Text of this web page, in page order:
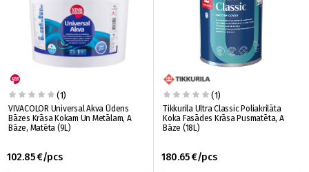
(1)
VIVACOLOR Universal Akva Ūdens
Bāzes Krāsa Kokam Un Metālam, A
Bāze, Matēta (9L)
102.85 €/pcs
(1)
Tikkurila Ultra Classic Poliakrilāta
Koka Fasādes Krāsa Pusmatēta, A
Bāze (18L)
180.65 €/pcs